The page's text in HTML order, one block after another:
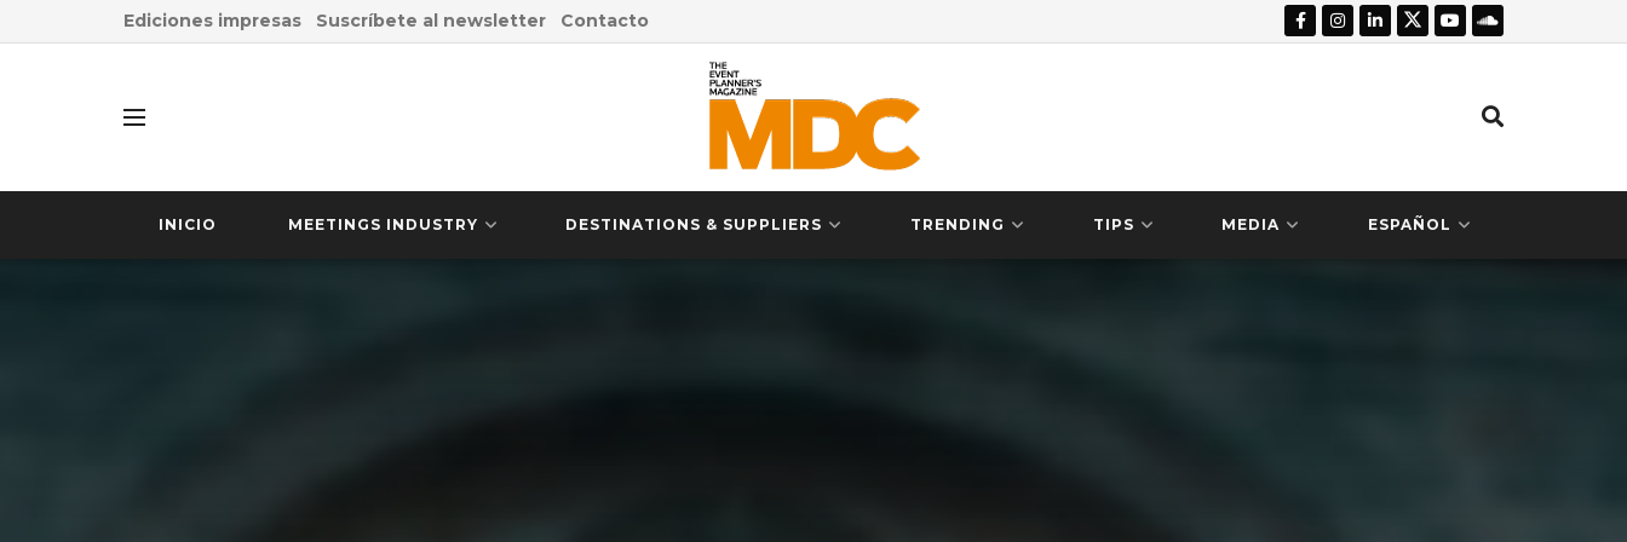
Ediciones impresas Suscríbete al newsletter Contacto
INICIO MEETINGS INDUSTRY DESTINATIONS & SUPPLIERS TRENDING TIPS MEDIA ESPAÑOL